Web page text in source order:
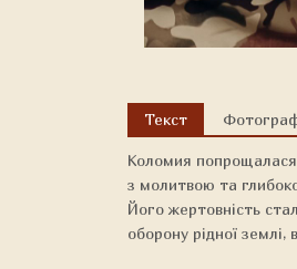
Текст
Коломия
з молитвою та
Його жертовність
оборону рідної землі,